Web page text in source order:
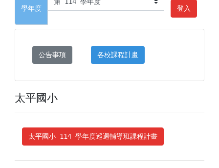
學年度 登入
公告事項 各校課程計畫
太平國小
太平國小 114 學年度巡迴輔導班課程計畫